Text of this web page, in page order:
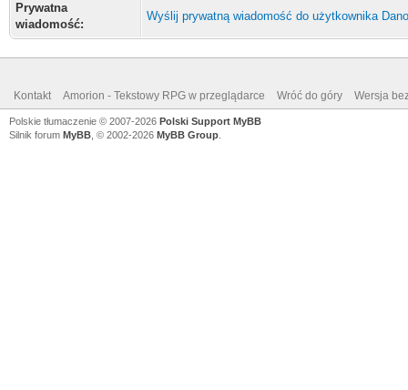
Prywatna
wiadomość:
Wyślij prywatną wiadomość do użytkownika
Kontakt Amorion - Tekstowy RPG w przeglądarce Wróć do góry Wersja
Polskie tłumaczenie © 2007-2026 Polski Support MyBB
Silnik forum MyBB , © 2002-2026 MyBB Group